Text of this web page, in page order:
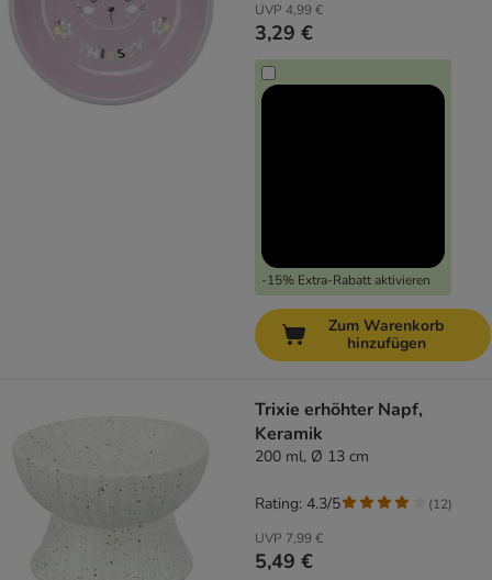
UVP 4,99 €
3,29 €
-15% Extra-Rabatt aktivieren
Zum Warenkorb
hinzufügen
Trixie erhöhter Napf,
Keramik
200 ml, Ø 13 cm
UVP 7,99 €
5,49 €
Rating: 4.3/5 (12)